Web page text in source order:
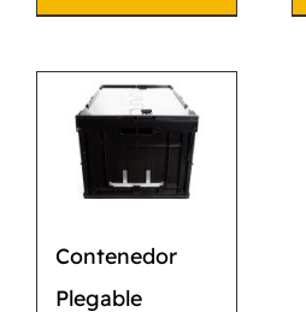
Contenedor
Plegable